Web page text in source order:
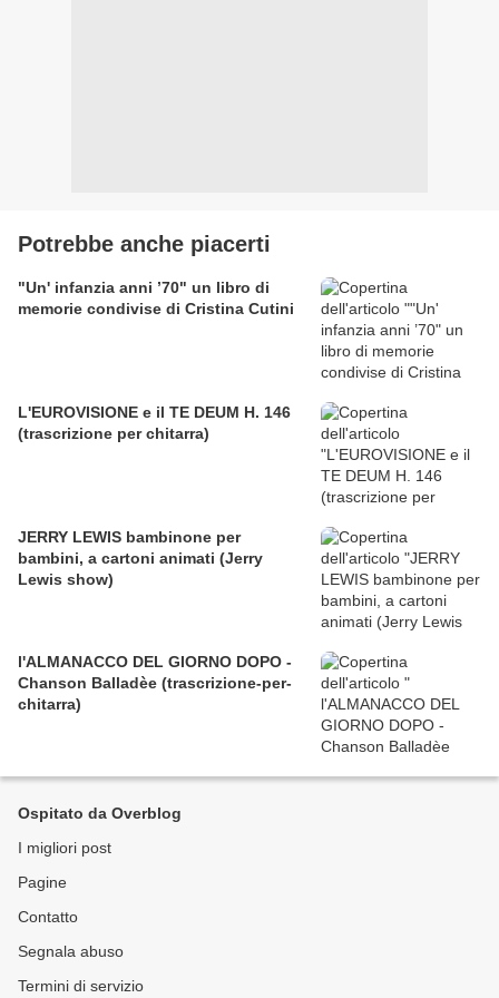
Potrebbe anche piacerti
"Un' infanzia anni ’70" un libro di
memorie condivise di Cristina Cutini
L'EUROVISIONE e il TE DEUM H. 146
(trascrizione per chitarra)
JERRY LEWIS bambinone per
bambini, a cartoni animati (Jerry
Lewis show)
l'ALMANACCO DEL GIORNO DOPO -
Chanson Balladèe (trascrizione-per-
chitarra)
Ospitato da Overblog
I migliori post
Pagine
Contatto
Segnala abuso
Termini di servizio